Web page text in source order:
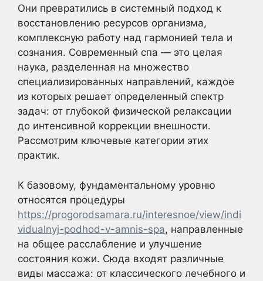
Они превратились в системный подход к
восстановлению ресурсов организма,
комплексную работу над гармонией тела и
сознания. Современный спа — это целая
наука, разделенная на множество
специализированных направлений, каждое
из которых решает определенный спектр
задач: от глубокой физической релаксации
до интенсивной коррекции внешности.
Рассмотрим ключевые категории этих
практик.
К базовому, фундаментальному уровню
относятся процедуры
https://progorodsamara.ru/interesnoe/view/indi
vidualnyj-podhod-v-amnis-spa, направленные
на общее расслабление и улучшение
состояния кожи. Сюда входят различные
виды массажа: от классического лечебного и